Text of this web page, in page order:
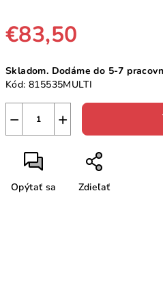
€83,50
cena:
Skladom. Dodáme do 5-7
Kód: 815535MULTI
+
−
Opýtať sa Zdieľať